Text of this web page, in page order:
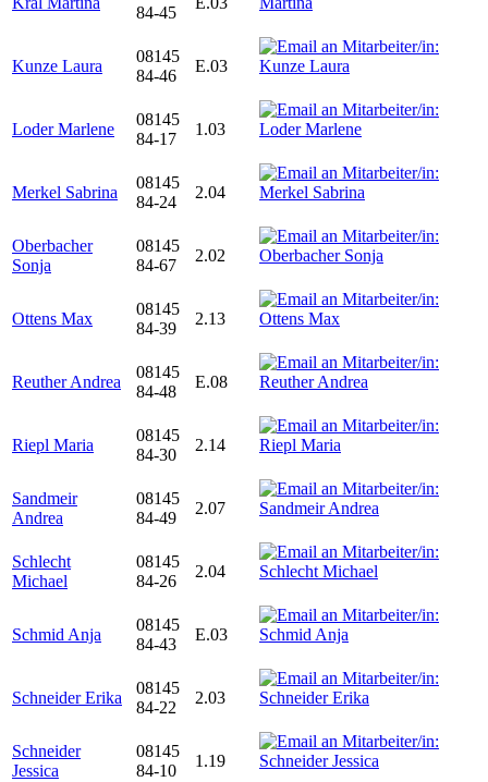
84-45
Kunze Laura
08145
84-46
E.03
Loder Marlene
08145
84-17
1.03
Merkel Sabrina
08145
84-24
2.04
Oberbacher
Sonja
08145
84-67
2.02
Ottens Max
08145
84-39
2.13
Reuther Andrea
08145
84-48
E.08
Riepl Maria
08145
84-30
2.14
Sandmeir
Andrea
08145
84-49
2.07
Schlecht
Michael
08145
84-26
2.04
Schmid Anja
08145
84-43
E.03
Schneider Erika
08145
84-22
2.03
Schneider
Jessica
08145
84-10
1.19